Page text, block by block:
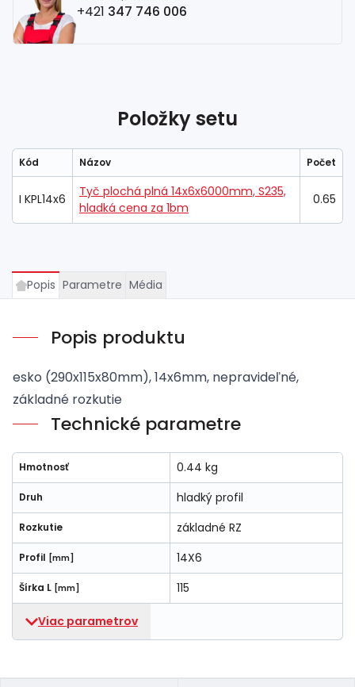
+421 347 746 006
Položky setu
Kód Názov Počet
I KPL14x6
Tyč plochá plná 14x6x6000mm, S235,
hladká cena za 1bm
0.65
Popis Parametre Média
Popis produktu
esko (290x115x80mm), 14x6mm, nepravideľné,
základné rozkutie
Technické parametre
Hmotnosť 0.44 kg
Druh hladký profil
Rozkutie základné RZ
Profil [mm] 14X6
Šírka L [mm] 115
Viac parametrov